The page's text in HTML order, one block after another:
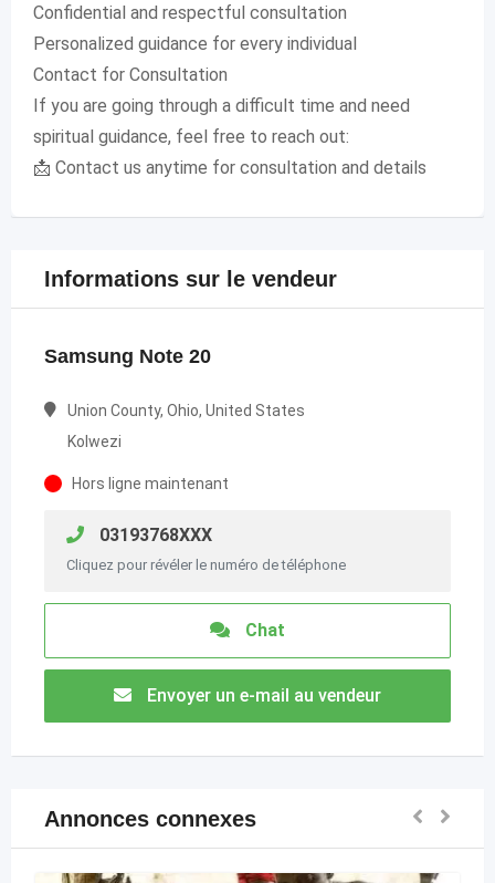
Confidential and respectful consultation
Personalized guidance for every individual
Contact for Consultation
If you are going through a difficult time and need
spiritual guidance, feel free to reach out:
📩 Contact us anytime for consultation and details
Informations sur le vendeur
Samsung Note 20
Union County, Ohio, United States
Kolwezi
Hors ligne maintenant
03193768XXX
Cliquez pour révéler le numéro de téléphone
Chat
Envoyer un e-mail au vendeur
Annonces connexes